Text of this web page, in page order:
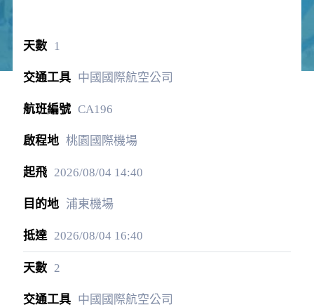
1
中國國際航空公司
CA196
桃園國際機場
2026/08/0414:40
浦東機場
2026/08/0416:40
2
中國國際航空公司